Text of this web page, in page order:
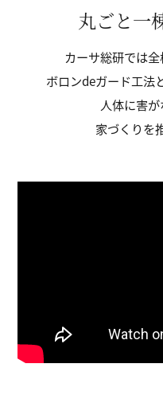
丸ごと一
カーサ総研では全
ボロンdeガード工法
人体に害
家づくりを